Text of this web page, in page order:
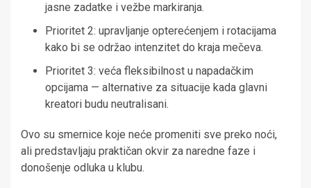
jasne zadatke i vežbe markiranja.
Prioritet 2: upravljanje opterećenjem i rotacijama
kako bi se održao intenzitet do kraja mečeva.
Prioritet 3: veća fleksibilnost u napadačkim
opcijama — alternative za situacije kada glavni
kreatori budu neutralisani.
Ovo su smernice koje neće promeniti sve preko noći,
ali predstavljaju praktičan okvir za naredne faze i
donošenje odluka u klubu.